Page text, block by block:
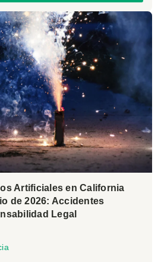
Artificiales en California
de 2026: Accidentes
Legal